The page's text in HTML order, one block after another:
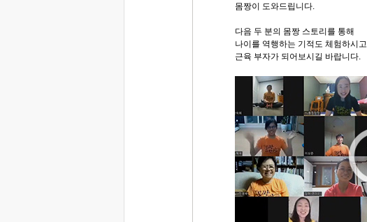
몸짱이 도와드립니다.
다음 두 분의 몸짱 스토리를 통해
나이를 역행하는 기적도 체험하시고
근육 부자가 되어보시길 바랍니다.